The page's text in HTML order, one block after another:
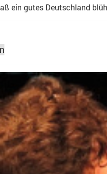
ein gutes Deutschland